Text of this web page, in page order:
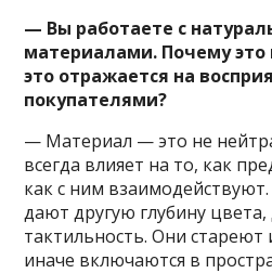
— Вы работаете с
материалами. Почему это
это отражается на
покупателями?
— Материал — это не
всегда влияет на то, как
как с ним
дают другую глубину цвета,
тактильность. Они стареют
иначе включаются в